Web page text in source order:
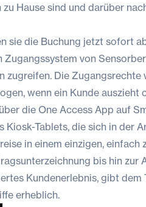
Hause sind und darüber
sie die Buchung jetzt sofort
von
zugreifen. Die Zugangsrechte
wenn ein Kunde auszieht
die One Access App auf
Tablets, die sich in der
in einem einzigen, einfach
bis hin zur
Kundenerlebnis, gibt dem
erheblich.